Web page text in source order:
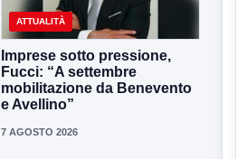
ATTUALITÀ
Imprese sotto pressione,
Fucci: “A settembre
mobilitazione da Benevento
e Avellino”
7 AGOSTO 2026